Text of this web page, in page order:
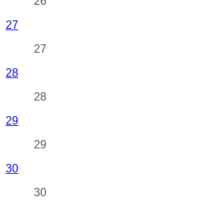
27
27
28
28
29
29
30
30